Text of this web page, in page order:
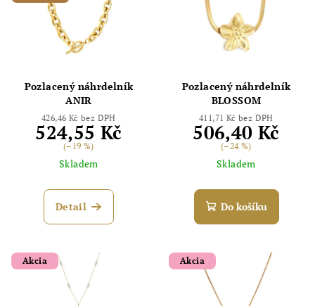
Pozlacený náhrdelník
ANIR
426,46 Kč bez DPH
524,55 Kč
(–19 %)
Skladem
Detail
Pozlacený náhrdelník
BLOSSOM
411,71 Kč bez DPH
506,40 Kč
(–24 %)
Skladem
Do košíku
Akcia Akcia